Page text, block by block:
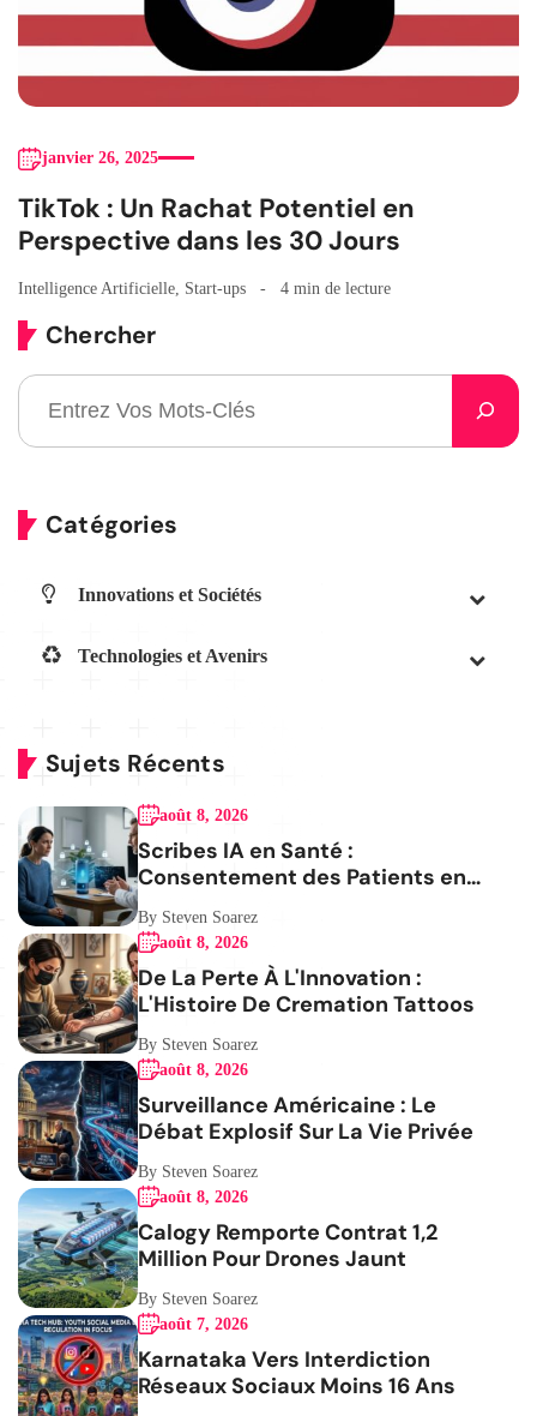
janvier 26, 2025
TikTok : Un Rachat Potentiel en
Perspective dans les 30 Jours
Intelligence Artificielle Start-ups 4 min de lecture
Chercher
Catégories
Innovations et Sociétés
Technologies et Avenirs
Sujets Récents
août 8, 2026
Scribes IA en Santé :
Consentement des Patients en
By Steven Soarez
août 8, 2026
De La Perte À L'Innovation :
L'Histoire De Cremation Tattoos
By Steven Soarez
août 8, 2026
Surveillance Américaine : Le
Débat Explosif Sur La Vie Privée
By Steven Soarez
août 8, 2026
Calogy Remporte Contrat 1,2
Million Pour Drones Jaunt
By Steven Soarez
août 7, 2026
Karnataka Vers Interdiction
Réseaux Sociaux Moins 16 Ans